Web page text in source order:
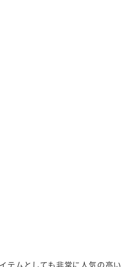
テムとしても非常に人気の高い